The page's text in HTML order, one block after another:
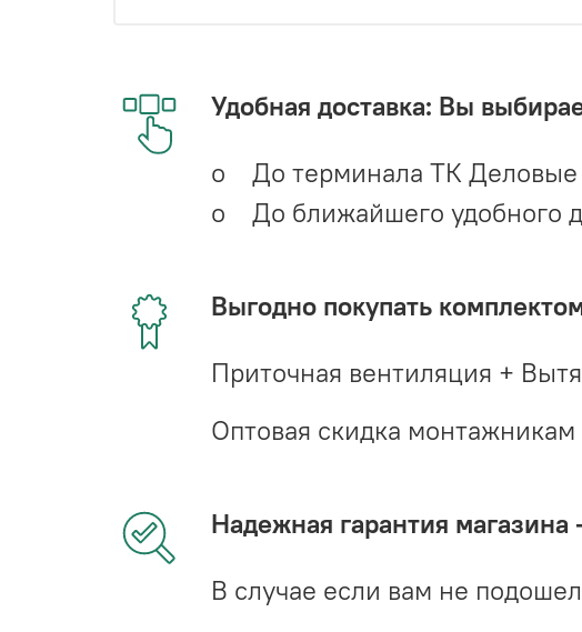
Удобная доставка: Вы
o До терминала ТК Деловые
o До ближайшего удобного
Выгодно покупать
Приточная вентиляция +
Оптовая скидка
Надежная гарантия магазина
В случае если вам не